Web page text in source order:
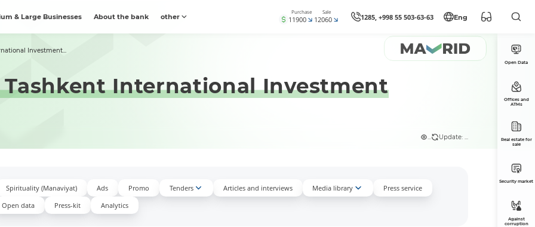
& Large Businesses About the bank other
Purchase
11900
Sale
12060 1285, +998 55 503-63-63 Eng
Investment...
Tashkent International Investment
Update: ...
Spirituality (Manaviyat) Ads Promo Tenders Articles and interviews Media library
Press service
Open data
Press-kit Аnalytics
Open Data
Offices and
ATMs
Real estate for
sale
Security market
Against
corruption